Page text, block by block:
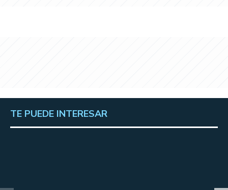
TE PUEDE INTERESAR